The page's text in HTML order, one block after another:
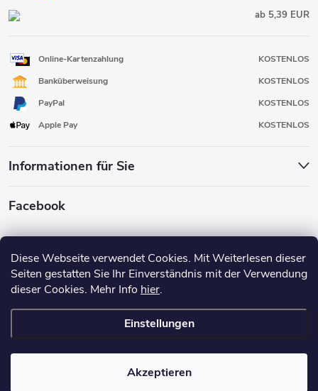
Diese Webseite verwendet Cookies. Mit Weiterlesen dieser
Seiten gestatten Sie Ihr Einverständnis mit der Verwendung
dieser Cookies. Mehr Info hier.
Einstellungen
Akzeptieren
ab 5,39 EUR
Online-Kartenzahlung
KOSTENLOS
Banküberweisung
KOSTENLOS
PayPal
KOSTENLOS
Apple Pay
KOSTENLOS
Informationen für Sie
Facebook
Erstellt in Zusammenarbeit mit der
Gesellschaft Broken Mouse